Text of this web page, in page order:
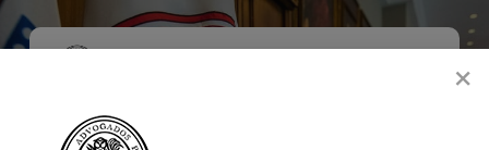
Skip
main
Menu×